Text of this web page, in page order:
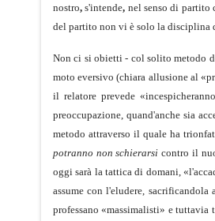
nostro, s'intende, nel senso di partito
del partito non vi è solo la disciplina
Non ci si obietti - col solito metodo
moto eversivo (chiara allusione al
il relatore prevede
preoccupazione, quand'anche sia
metodo attraverso il quale ha
potranno non schierarsicontro il
oggi sarà la tattica di domani,
assume con l'eludere,
professano «massimalisti» e